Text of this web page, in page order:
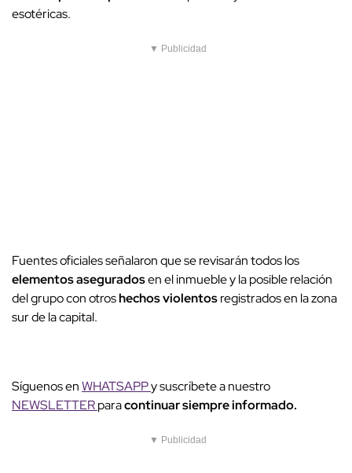
esotéricas.
▼ Publicidad
Fuentes oficiales señalaron que se revisarán todos los
elementos aseguradosen el inmueble y la posible relación
del grupo con otroshechos violentosregistrados en la zona
sur de la capital.
Síguenos enWHATSAPPy suscríbete a nuestro
NEWSLETTERparacontinuar siempre informado.
▼ Publicidad